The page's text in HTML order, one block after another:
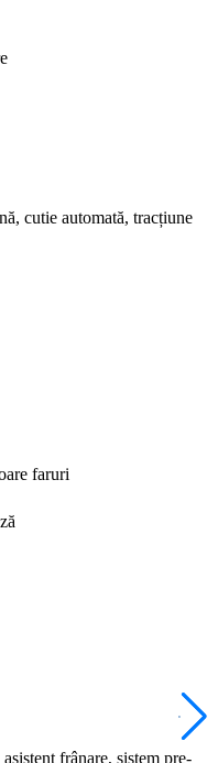
cutie automată, tracțiune
faruri
frânare, sistem pre-